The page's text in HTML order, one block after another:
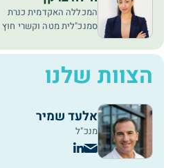
המכללה האקדמית כנרת
סמנכ"לית מטה וקשרי חוץ
הצוות שלנו
אלעד שמיר
מנכ"ל